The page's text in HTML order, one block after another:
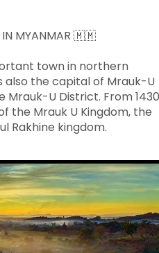
IN MYANMAR 🇲🇲
town in northern
also the capital of Mrauk-U
Mrauk-U District. From
the Mrauk U Kingdom, the
Rakhine kingdom.
🇲🇲
င်းရှိ ရှေးဟောင်းသုတေသန
ြစ်သည်။ မြောက်ဦးခရိုင်၏
မြို့နယ်၏ မြို့တော်လည်း
ထိ မြောက်ဦးနိုင်ငံတော်၏
နှင့် အင်အားအကြီးဆုံး ရခိုင်ဘုရင်